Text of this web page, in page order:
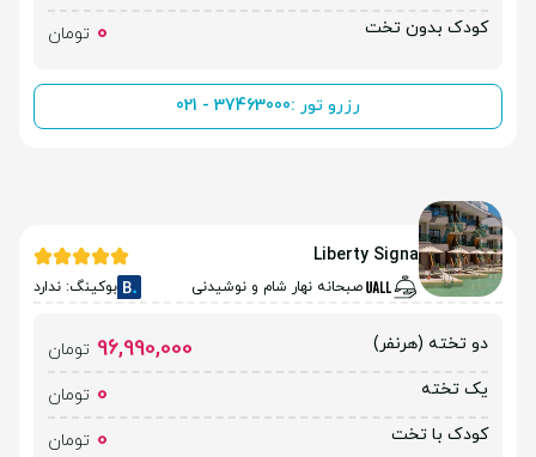
کودک بدون تخت
0 تومان
رزرو تور :021 - 37463000
Liberty Signa
صبحانه نهار شام و نوشیدنی بوکینگ: ندارد
دو تخته (هرنفر) 96,990,000 تومان
یک تخته
0 تومان
کودک با تخت
0 تومان